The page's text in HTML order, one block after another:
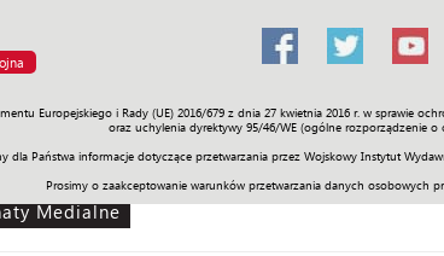
Europejskiego i Rady (UE) 2016/679 z dnia 27 kwietnia 2016 r. w
oraz uchylenia dyrektywy 95/46/WE (ogólne rozporządzenie o
dla Państwa informacje dotyczące przetwarzania przez Wojskowy Instytut
Prosimy o zaakceptowanie warunków przetwarzania danych osobowych
Prawo Świat Społeczność Sport Historia
Medialne